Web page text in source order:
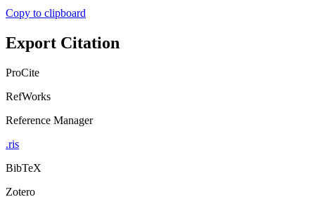
Copy to clipboard
Export Citation
ProCite
RefWorks
Reference Manager
.ris
BibTeX
Zotero